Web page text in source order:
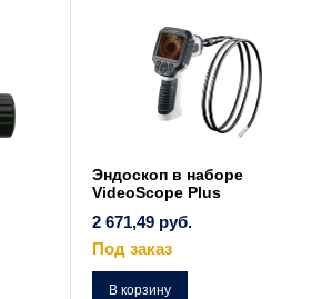
Эндоскоп в наборе
VideoScope Plus
2 671,49 руб.
Под заказ
В корзину